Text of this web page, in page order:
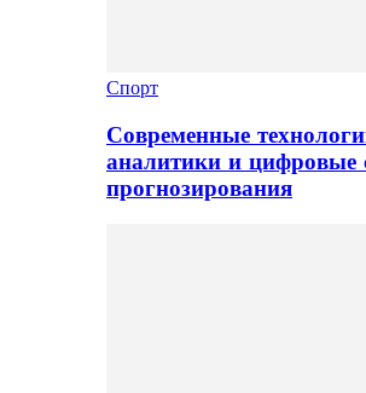
Спорт
Современные
аналитики и цифровые
прогнозирования